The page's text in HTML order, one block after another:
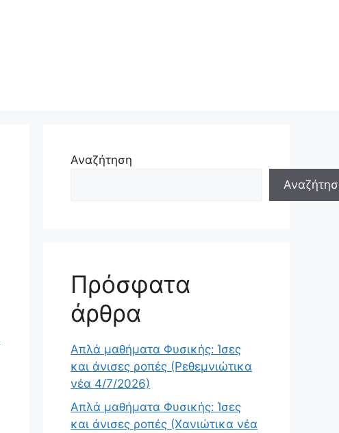
Αναζήτηση
Πρόσφατα
άρθρα
Απλά μαθήματα Φυσικής: Ίσες
και άνισες ροπές (Ρεθεμνιώτικα
νέα 4/7/2026)
Απλά μαθήματα Φυσικής: Ίσες
και άνισες ροπές (Χανιώτικα νέα